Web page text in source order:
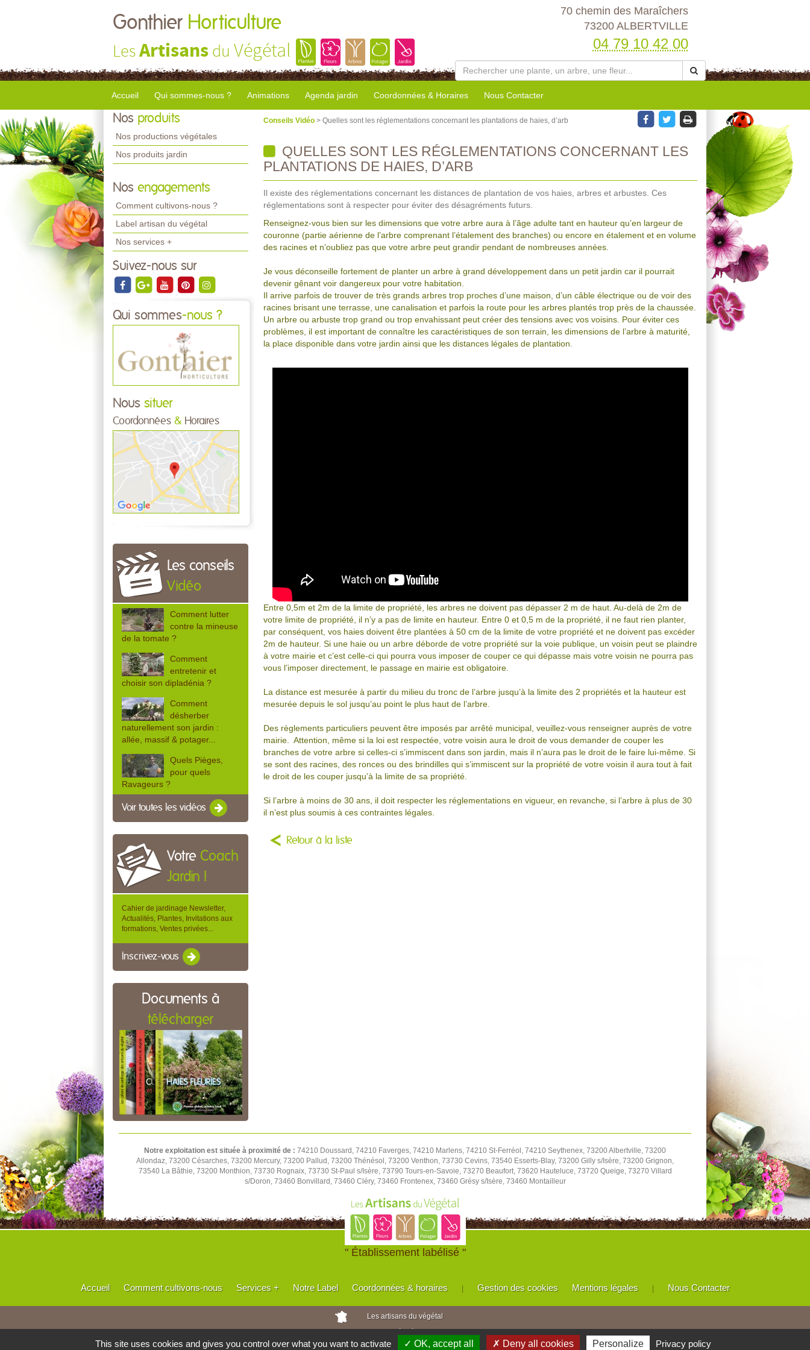
Gonthier Horticulture
LesArtisans du Végétal
70 chemin des Maraîchers
73200 ALBERTVILLE
04 79 10 42 00
Accueil Qui sommes-nous ? Animations Agenda jardin Coordonnées & Horaires Nous Contacter
Nos produits
Nos productions végétales
Nos produits jardin
Nos engagements
Comment cultivons-nous ?
Label artisan du végétal
Nos services +
Suivez-nous sur
Qui sommes-nous ?
Nous situer
Coordonnées & Horaires
Les conseils
Vidéo
Comment lutter
contre la mineuse
de la tomate ?
Comment
entretenir et
choisir son dipladénia ?
Comment
désherber
naturellement son jardin :
allée, massif & potager...
Quels Pièges,
pour quels
Ravageurs ?
Voir toutes les vidéos
Votre Coach
Jardin !
Cahier de jardinage Newsletter,
Actualités, Plantes, Invitations aux
formations, Ventes privées...
Inscrivez-vous
Documents à
télécharger
Conseils Vidéo > Quelles sont les réglementations concernant les plantations de haies, d’arb
QUELLES SONT LES RÉGLEMENTATIONS CONCERNANT LES
PLANTATIONS DE HAIES, D’ARB
Il existe des réglementations concernant les distances de plantation de vos haies, arbres et arbustes. Ces
réglementations sont à respecter pour éviter des désagréments futurs.
Renseignez-vous bien sur les dimensions que votre arbre aura à l’âge adulte tant en hauteur qu’en largeur de
couronne (partie aérienne de l’arbre comprenant l’étalement des branches) ou encore en étalement et en volume
des racines et n’oubliez pas que votre arbre peut grandir pendant de nombreuses années.
Je vous déconseille fortement de planter un arbre à grand développement dans un petit jardin car il pourrait
devenir gênant voir dangereux pour votre habitation.
Il arrive parfois de trouver de très grands arbres trop proches d’une maison, d’un câble électrique ou de voir des
racines brisant une terrasse, une canalisation et parfois la route pour les arbres plantés trop près de la chaussée.
Un arbre ou arbuste trop grand ou trop envahissant peut créer des tensions avec vos voisins. Pour éviter ces
problèmes, il est important de connaître les caractéristiques de son terrain, les dimensions de l’arbre à maturité,
la place disponible dans votre jardin ainsi que les distances légales de plantation.
Entre 0,5m et 2m de la limite de propriété, les arbres ne doivent pas dépasser 2 m de haut. Au-delà de 2m de
votre limite de propriété, il n’y a pas de limite en hauteur. Entre 0 et 0,5 m de la propriété, il ne faut rien planter,
par conséquent, vos haies doivent être plantées à 50 cm de la limite de votre propriété et ne doivent pas excéder
2m de hauteur. Si une haie ou un arbre déborde de votre propriété sur la voie publique, un voisin peut se plaindre
à votre mairie et c’est celle-ci qui pourra vous imposer de couper ce qui dépasse mais votre voisin ne pourra pas
vous l’imposer directement, le passage en mairie est obligatoire.
La distance est mesurée à partir du milieu du tronc de l’arbre jusqu’à la limite des 2 propriétés et la hauteur est
mesurée depuis le sol jusqu’au point le plus haut de l’arbre.
Des règlements particuliers peuvent être imposés par arrêté municipal, veuillez-vous renseigner auprès de votre
mairie. Attention, même si la loi est respectée, votre voisin aura le droit de vous demander de couper les
branches de votre arbre si celles-ci s’immiscent dans son jardin, mais il n’aura pas le droit de le faire lui-même. Si
se sont des racines, des ronces ou des brindilles qui s’immiscent sur la propriété de votre voisin il aura tout à fait
le droit de les couper jusqu’à la limite de sa propriété.
Si l’arbre à moins de 30 ans, il doit respecter les réglementations en vigueur, en revanche, si l’arbre à plus de 30
il n’est plus soumis à ces contraintes légales.
Retour à la liste
Notre exploitation est située à proximité de : 74210 Doussard, 74210 Faverges, 74210 Marlens, 74210 St-Ferréol, 74210 Seythenex, 73200 Albertville, 73200
Allondaz, 73200 Césarches, 73200 Mercury, 73200 Pallud, 73200 Thénésol, 73200 Venthon, 73730 Cevins, 73540 Esserts-Blay, 73200 Gilly s/Isère, 73200 Grignon,
73540 La Bâthie, 73200 Monthion, 73730 Rognaix, 73730 St-Paul s/Isère, 73790 Tours-en-Savoie, 73270 Beaufort, 73620 Hauteluce, 73720 Queige, 73270 Villard
s/Doron, 73460 Bonvillard, 73460 Cléry, 73460 Frontenex, 73460 Grésy s/Isère, 73460 Montailleur
" Établissement labélisé "
Accueil Comment cultivons-nous Services + Notre Label Coordonnées & horaires | Gestion des cookies Mentions légales | Nous Contacter
Les artisans du végétal
Horticulteurs et pépinièristes de France
This site uses cookies and gives you control over what you want to activate ✓ OK, accept all ✗ Deny all cookies Personalize Privacy policy